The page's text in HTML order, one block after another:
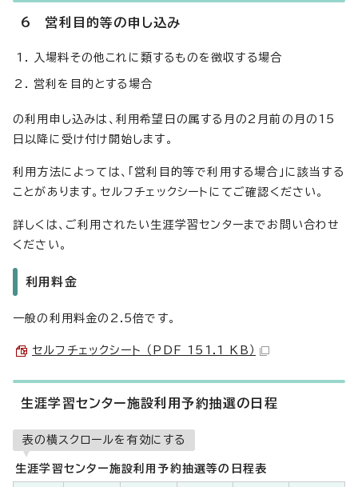
6 営利目的等の申し込み
入場料その他これに類するものを徴収する場合
営利を目的とする場合
の利用申し込みは、利用希望日の属する月の2月前の月の15
日以降に受け付け開始します。
利用方法によっては、「営利目的等で利用する場合」に該当する
ことがあります。セルフチェックシートにてご確認ください。
詳しくは、ご利用されたい生涯学習センターまでお問い合わせ
ください。
利用料金
一般の利用料金の2.5倍です。
セルフチェックシート （PDF 151.1 KB）
生涯学習センター施設利用予約抽選の日程
表の横スクロールを有効にする
生涯学習センター施設利用予約抽選等の日程表